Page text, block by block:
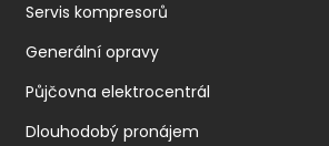
Servis kompresorů
Generální opravy
Půjčovna elektrocentrál
Dlouhodobý pronájem